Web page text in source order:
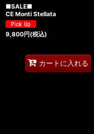
■SALE■
CE Monti Stellata
9,800円(税込)
カートに入れる